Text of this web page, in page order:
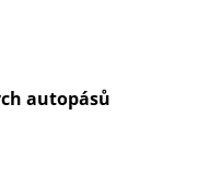
autopásů